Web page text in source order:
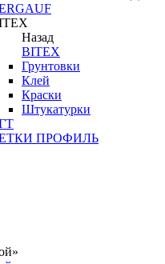
Назад
BITEX
Грунтовки
Клей
Краски
Штукатурки
ПРОФИЛЬ